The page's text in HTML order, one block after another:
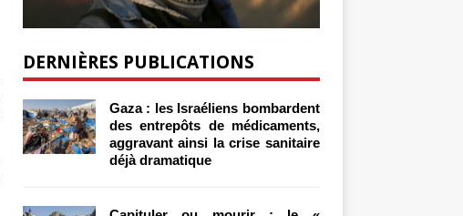
DERNIÈRES PUBLICATIONS
Gaza : les Israéliens bombardent
des entrepôts de médicaments,
aggravant ainsi la crise sanitaire
déjà dramatique